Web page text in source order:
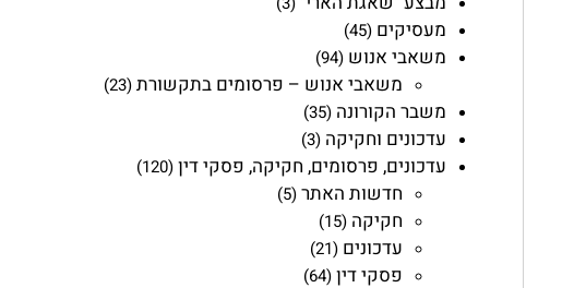
מעסיקים (45)
משאבי אנוש (94)
משאבי אנוש – פרסומים בתקשורת(23)
משבר הקורונה (35)
עדכונים וחקיקה (3)
עדכונים, פרסומים, חקיקה, פסקי דין(120)
חדשות האתר(5)
חקיקה (15)
עדכונים (21)
פסקי דין(64)